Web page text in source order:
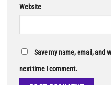
Website
Save my name, email, and
next time I comment.